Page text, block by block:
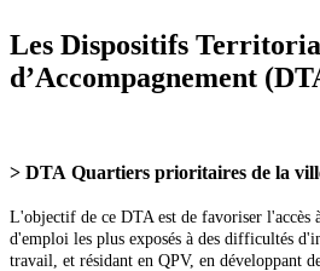
Les Dispositifs
d’Accompagnement
> DTA Quartiers prioritaires de la
L'objectif de ce DTA est de favoriser l'accès
d'emploi les plus exposés à des difficultés
travail, et résidant en QPV, en développant